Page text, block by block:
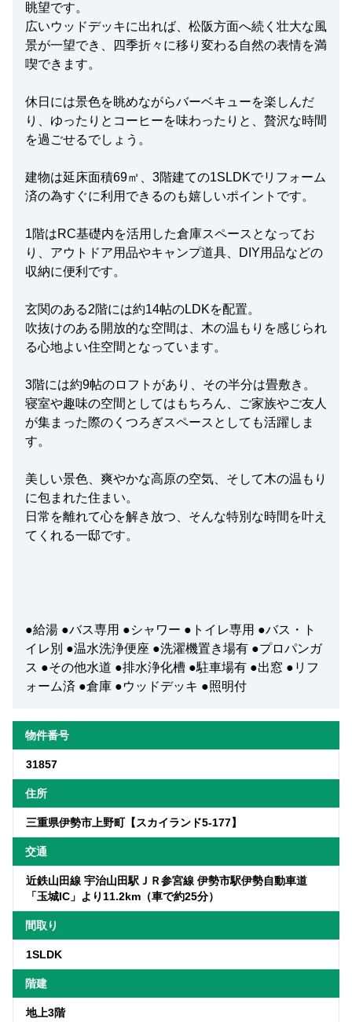
眺望です。
広いウッドデッキに出れば、松阪方面へ続く壮大な風
景が一望でき、四季折々に移り変わる自然の表情を満
喫できます。
休日には景色を眺めながらバーベキューを楽しんだ
り、ゆったりとコーヒーを味わったりと、贅沢な時間
を過ごせるでしょう。
建物は延床面積69㎡、3階建ての1SLDKでリフォーム
済の為すぐに利用できるのも嬉しいポイントです。
1階はRC基礎内を活用した倉庫スペースとなってお
り、アウトドア用品やキャンプ道具、DIY用品などの
収納に便利です。
玄関のある2階には約14帖のLDKを配置。
吹抜けのある開放的な空間は、木の温もりを感じられ
る心地よい住空間となっています。
3階には約9帖のロフトがあり、その半分は畳敷き。
寝室や趣味の空間としてはもちろん、ご家族やご友人
が集まった際のくつろぎスペースとしても活躍しま
す。
美しい景色、爽やかな高原の空気、そして木の温もり
に包まれた住まい。
日常を離れて心を解き放つ、そんな特別な時間を叶え
てくれる一邸です。
●給湯 ●バス専用 ●シャワー ●トイレ専用 ●バス・ト
イレ別 ●温水洗浄便座 ●洗濯機置き場有 ●プロパンガ
ス ●その他水道 ●排水浄化槽 ●駐車場有 ●出窓 ●リフ
ォーム済 ●倉庫 ●ウッドデッキ ●照明付
物件番号
31857
住所
三重県伊勢市上野町【スカイランド5-177】
交通
近鉄山田線 宇治山田駅ＪＲ参宮線 伊勢市駅伊勢自動車道
「玉城IC」より11.2km（車で約25分）
間取り
1SLDK
階建
地上3階